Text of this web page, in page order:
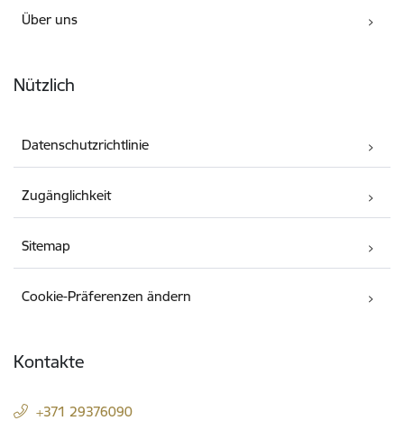
Über uns
Nützlich
Datenschutzrichtlinie
Zugänglichkeit
Sitemap
Cookie-Präferenzen ändern
Kontakte
+371 29376090